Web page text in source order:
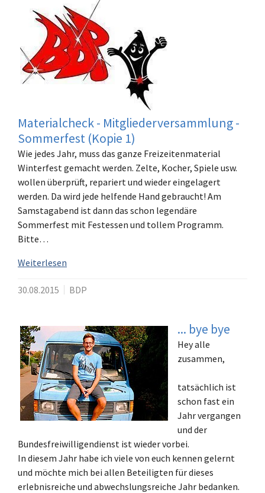
Materialcheck - Mitgliederversammlung -
Sommerfest (Kopie 1)
Wie jedes Jahr, muss das ganze Freizeitenmaterial
Winterfest gemacht werden. Zelte, Kocher, Spiele usw.
wollen überprüft, repariert und wieder eingelagert
werden. Da wird jede helfende Hand gebraucht! Am
Samstagabend ist dann das schon legendäre
Sommerfest mit Festessen und tollem Programm.
Bitte…
Weiterlesen
30.08.2015 BDP
... bye bye
Hey alle
zusammen,
tatsächlich ist
schon fast ein
Jahr vergangen
und der
Bundesfreiwilligendienst ist wieder vorbei.
In diesem Jahr habe ich viele von euch kennen gelernt
und möchte mich bei allen Beteiligten für dieses
erlebnisreiche und abwechslungsreiche Jahr bedanken.